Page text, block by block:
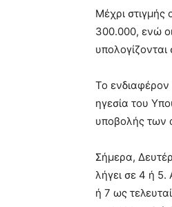
Μέχρι στιγμής
300.000, ενώ
Το ενδιαφέρον
ηγεσία του
υποβολής των
Σήμερα,
λήγει σε 4 ή 5.
ή 7 ως